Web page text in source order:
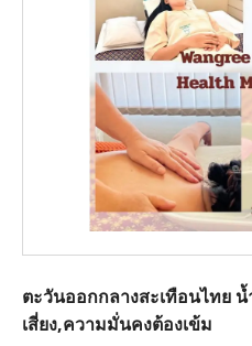
ตะวันออกกลางสะเทือนไทย
เสี่ยง,ความมั่นคงต้องเข้ม